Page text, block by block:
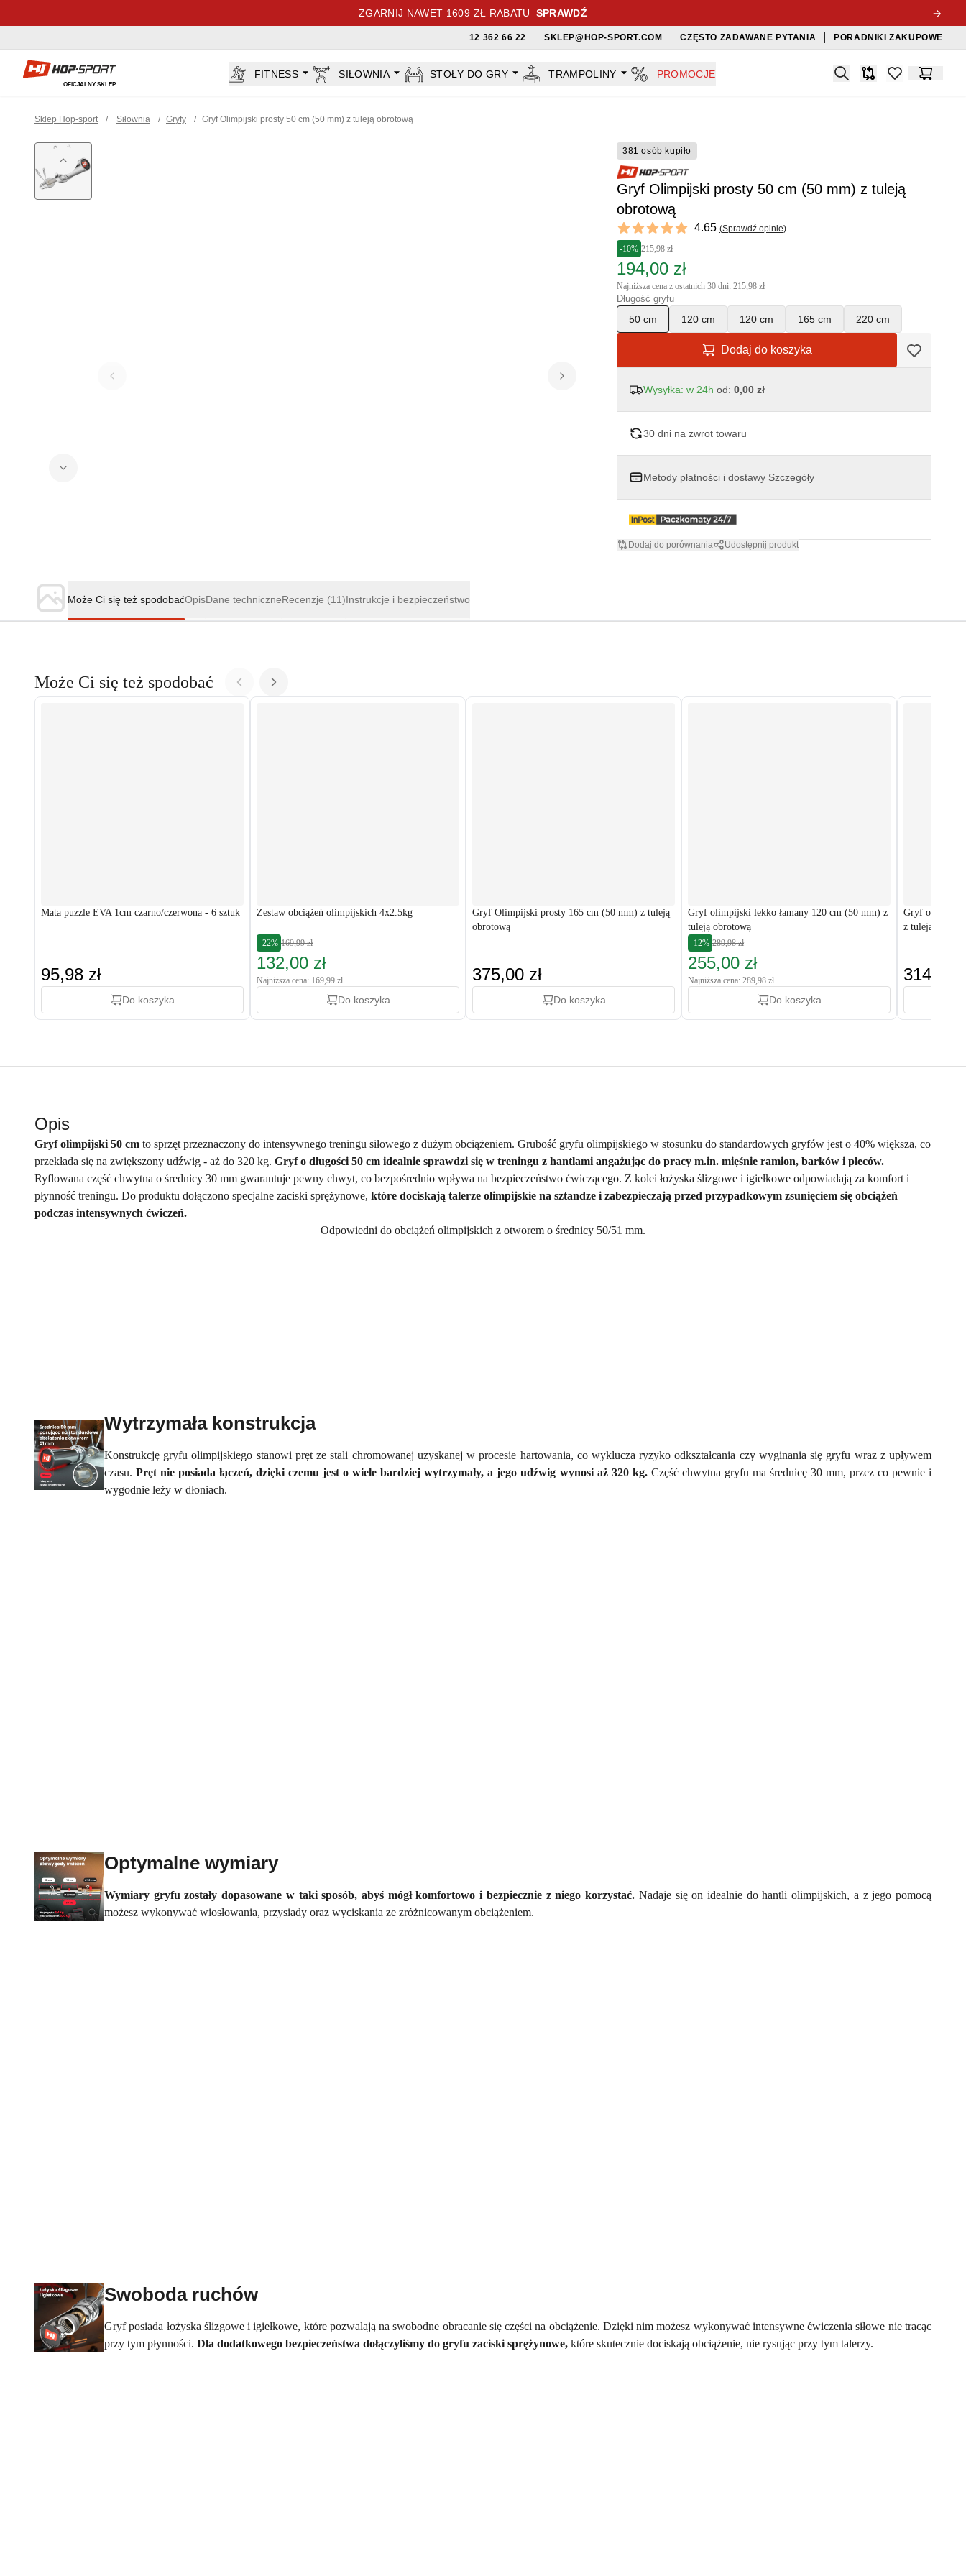
ZGARNIJ NAWET 1609 ZŁ RABATU SPRAWDŹ
12 362 66 22 SKLEP@HOP-SPORT.COM CZĘSTO ZADAWANE PYTANIA PORADNIKI ZAKUPOWE
Sklep Hop-sport.pl
OFICJALNY SKLEP
FITNESS SIŁOWNIA STOŁY DO GRY TRAMPOLINY PROMOCJE Search
Porównywarka
items inKoszyk
Sklep Hop-sport / Siłownia / Gryfy / Gryf Olimpijski prosty 50 cm (50 mm) z tuleją obrotową
381 osób kupiło
Gryf Olimpijski prosty 50 cm (50 mm) z tuleją
obrotową
Reviews
4.65 out of 5 stars 4.65 (Sprawdź opinie)
-10% 215,98 zł
194,00 zł
Najniższa cena z ostatnich 30 dni: 215,98 zł
Długość gryfu
50 cm 120 cm 120 cm 165 cm 220 cm
Dodaj do koszyka
Wysyłka: w 24h od: 0,00 zł
30 dni na zwrot towaru
Metody płatności i dostawy Szczegóły
Dodaj do porównania Udostępnij produkt
Może Ci się też spodobaćOpisDane techniczneRecenzje (11)Instrukcje i bezpieczeństwo
Może Ci się też spodobać
Mata puzzle EVA 1cm czarno/czerwona - 6 sztuk
95,98 zł
Do koszyka
Zestaw obciążeń olimpijskich 4x2.5kg
-22% 169,99 zł
132,00 zł
Najniższa cena: 169,99 zł
Do koszyka
Gryf Olimpijski prosty 165 cm (50 mm) z tuleją
obrotową
375,00 zł
Do koszyka
Gryf olimpijski lekko łamany 120 cm (50 mm) z
tuleją obrotową
-12% 289,98 zł
255,00 zł
Najniższa cena: 289,98 zł
Do koszyka
Gryf olimpijski
z tuleją
314,98
Opis
Gryf olimpijski 50 cm to sprzęt przeznaczony do intensywnego treningu siłowego z dużym obciążeniem. Grubość gryfu olimpijskiego w stosunku do standardowych gryfów jest o 40% większa, co
przekłada się na zwiększony udźwig - aż do 320 kg. Gryf o długości 50 cm idealnie sprawdzi się w treningu z hantlami angażując do pracy m.in. mięśnie ramion, barków i pleców.
Ryflowana część chwytna o średnicy 30 mm gwarantuje pewny chwyt, co bezpośrednio wpływa na bezpieczeństwo ćwiczącego. Z kolei łożyska ślizgowe i igiełkowe odpowiadają za komfort i
płynność treningu. Do produktu dołączono specjalne zaciski sprężynowe, które dociskają talerze olimpijskie na sztandze i zabezpieczają przed przypadkowym zsunięciem się obciążeń
podczas intensywnych ćwiczeń.
Odpowiedni do obciążeń olimpijskich z otworem o średnicy 50/51 mm.
Wytrzymała konstrukcja
Konstrukcję gryfu olimpijskiego stanowi pręt ze stali chromowanej uzyskanej w procesie hartowania, co wyklucza ryzyko odkształcania czy wyginania się gryfu wraz z upływem
czasu.Pręt nie posiada łączeń, dzięki czemu jest o wiele bardziej wytrzymały, a jego udźwig wynosi aż 320 kg.Część chwytna gryfu ma średnicę 30 mm, przez co pewnie i
wygodnie leży w dłoniach.
Optymalne wymiary
Wymiary gryfu zostały dopasowane w taki sposób, abyś mógł komfortowo i bezpiecznie z niego korzystać. Nadaje się on idealnie do hantli olimpijskich, a z jego pomocą
możesz wykonywać wiosłowania, przysiady oraz wyciskania ze zróżnicowanym obciążeniem.
Swoboda ruchów
Gryf posiada łożyska ślizgowe i igiełkowe, które pozwalają na swobodne obracanie się części na obciążenie. Dzięki nim możesz wykonywać intensywne ćwiczenia siłowe nie tracąc
przy tym płynności. Dla dodatkowego bezpieczeństwa dołączyliśmy do gryfu zaciski sprężynowe, które skutecznie dociskają obciążenie, nie rysując przy tym talerzy.